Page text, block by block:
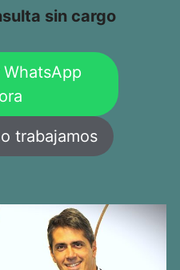
sin cargo
trabajamos